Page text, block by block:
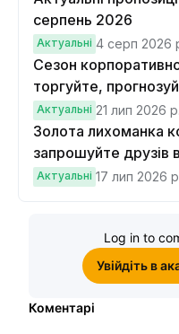
серпень 2026
Актуальні 4 серп 2026
Сезон
торгуйте,
вигравайте
Актуальні 21 лип 2026 р.
Золота лихоманка
запрошуйте друзів
депозит на $100 і
Актуальні 17 лип 2026
Log in to
Увійдіть в
Коментарі